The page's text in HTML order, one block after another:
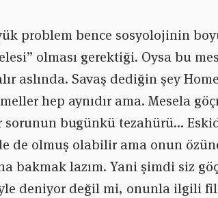
problem bence sosyolojinin
olması gerektiği. Oysa bu
aslında. Savaş dediğin şey
hep aynıdır ama. Mesela
bugünkü tezahürü…
de olmuş olabilir ama onun
bakmak lazım. Yani şimdi siz
deniyor değil mi, onunla ilgili